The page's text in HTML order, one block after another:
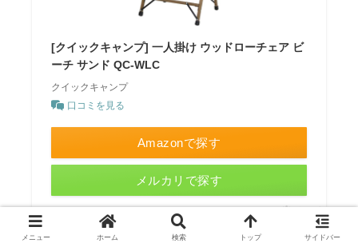
[クイックキャンプ] 一人掛け ウッドローチェア ビ
ーチ サンド QC-WLC
クイックキャンプ
口コミを見る
Amazonで探す
メルカリで探す
メニュー ホーム 検索 トップ サイドバー